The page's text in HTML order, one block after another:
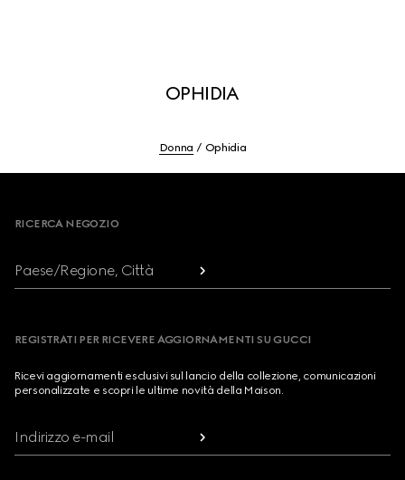
OPHIDIA
Donna Ophidia
RICERCA NEGOZIO
Paese/Regione, Città
REGISTRATI PER RICEVERE AGGIORNAMENTI SU GUCCI
Ricevi aggiornamenti esclusivi sul lancio della collezione, comunicazioni
personalizzate e scopri le ultime novità della Maison.
Indirizzo e-mail